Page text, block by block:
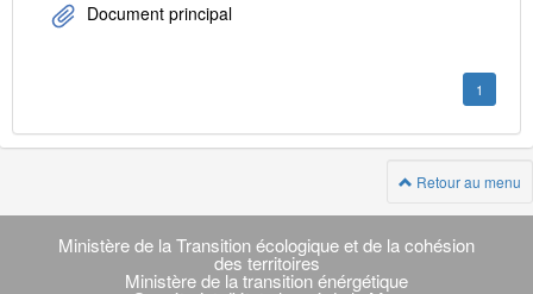
Document principal
1
Retour au menu
Navigation
transverse
Ministère de la Transition écologique et de la cohésion
des territoires
Ministère de la transition énérgétique